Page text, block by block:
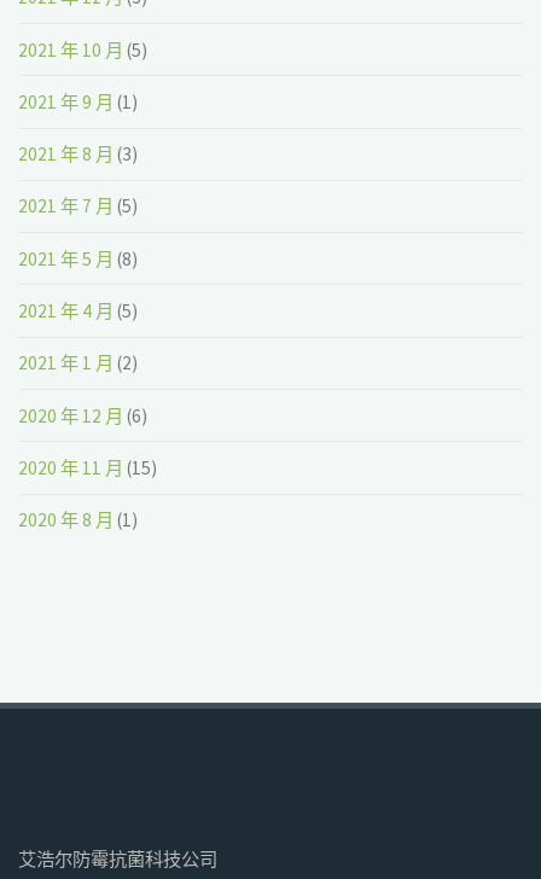
2021 年 10 月 (5)
2021 年 9 月 (1)
2021 年 8 月 (3)
2021 年 7 月 (5)
2021 年 5 月 (8)
2021 年 4 月 (5)
2021 年 1 月 (2)
2020 年 12 月 (6)
2020 年 11 月 (15)
2020 年 8 月 (1)
艾浩尔防霉抗菌科技公司